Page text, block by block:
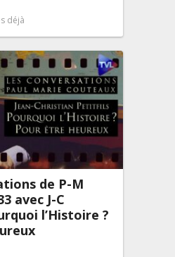
déjà
de P-M
avec J-C
l’Histoire ?